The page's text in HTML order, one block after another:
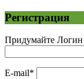
Регистрация
Придумайте Логин
E-mail*